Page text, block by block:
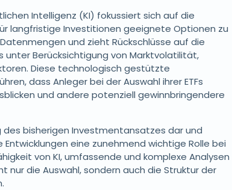
Intelligenz (KI) fokussiert sich auf die
langfristige Investitionen geeignete Optionen zu
und zieht Rückschlüsse auf die
unter Berücksichtigung von Marktvolatilität,
Diese technologisch gestützte
dass Anleger bei der Auswahl ihrer ETFs
und andere potenziell gewinnbringendere
bisherigen Investmentansatzes dar und
eine zunehmend wichtige Rolle bei
von KI, umfassende und komplexe Analysen
nur die Auswahl, sondern auch die Struktur der